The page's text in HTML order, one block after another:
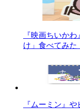
『映画ちいか
け」食べてみた
『ムーミン』